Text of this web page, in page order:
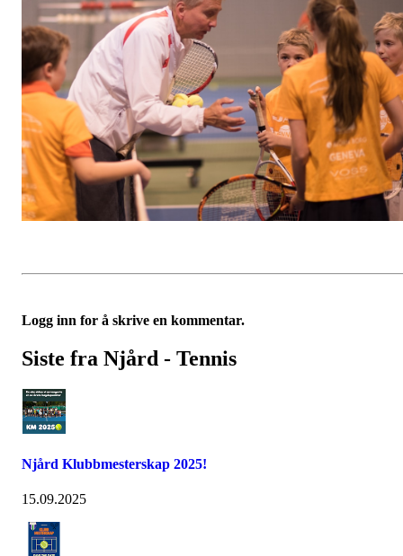
Logg inn for å skrive en kommentar.
Siste fra Njård - Tennis
Njård Klubbmesterskap 2025!
15.09.2025